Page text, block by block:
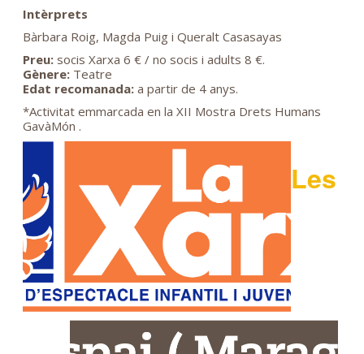
Intèrprets
Bàrbara Roig, Magda Puig i Queralt Casasayas
Preu: socis Xarxa 6 € / no socis i adults 8 €.
Gènere: Teatre
Edat recomanada: a partir de 4 anys.
*Activitat emmarcada en la XII Mostra Drets Humans
GavàMón .
Les